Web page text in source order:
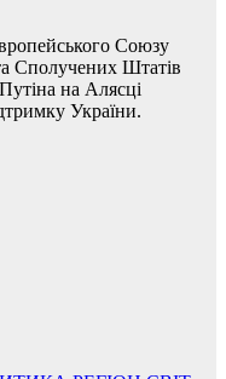
Союзу
Сполучених Штатів
на Алясці
України.